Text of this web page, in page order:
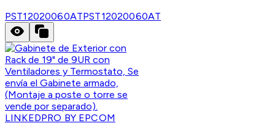
PST12020060ATPST12020060AT
LINKEDPRO BY EPCOM